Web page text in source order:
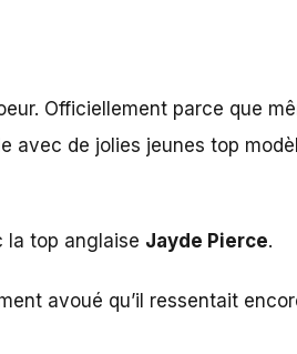
Officiellement parce que
avec de jolies jeunes top
la top anglaise Jayde Pierce.
avoué qu’il ressentait